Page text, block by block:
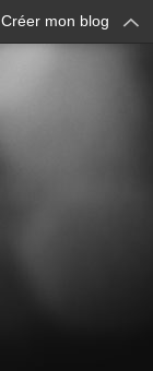
Créer mon blog